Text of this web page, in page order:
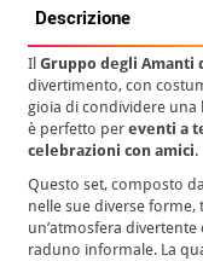
Descrizione
IlGruppo degli Amanti
divertimento, con
gioia di condividere una
è perfetto pereventi a
celebrazioni con amici.
Questo set, composto
nelle sue diverse forme,
un’atmosfera
raduno informale. La